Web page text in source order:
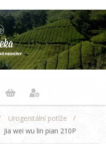
Urogenitální potíže
/
Jia wei wu lin pian 210P